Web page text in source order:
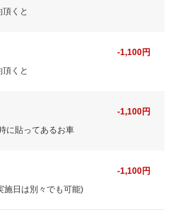
くと
-1,100円
くと
-1,100円
に貼ってあるお車
-1,100円
施日は別々でも可能)